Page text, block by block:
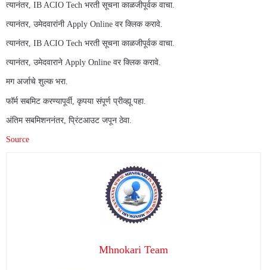
त्यानंतर, IB ACIO Tech भरती सूचना काळजीपूर्वक वाचा.
त्यानंतर, उमेदवारांनी Apply Online वर क्लिक करावे.
त्यानंतर, IB ACIO Tech भरती सूचना काळजीपूर्वक वाचा.
त्यानंतर, उमेदवाराने Apply Online वर क्लिक करावे.
मग अर्जाचे शुल्क भरा.
फॉर्म सबमिट करण्यापूर्वी, कृपया संपूर्ण प्रीव्ह्यू पहा.
अंतिम सबमिशननंतर, प्रिंटआउट जपून ठेवा.
Source
Mhnokari Team